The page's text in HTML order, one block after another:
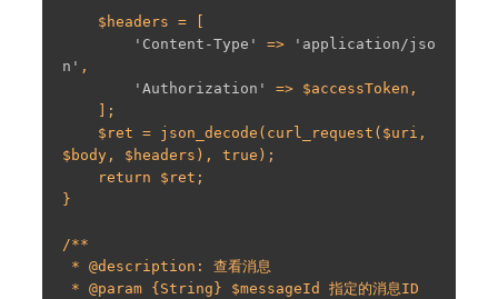
'Content-Type'
=>
'application/jso
n' ,
'Authorization'
=> $accessToken,
$body, $headers), true);
}
/**